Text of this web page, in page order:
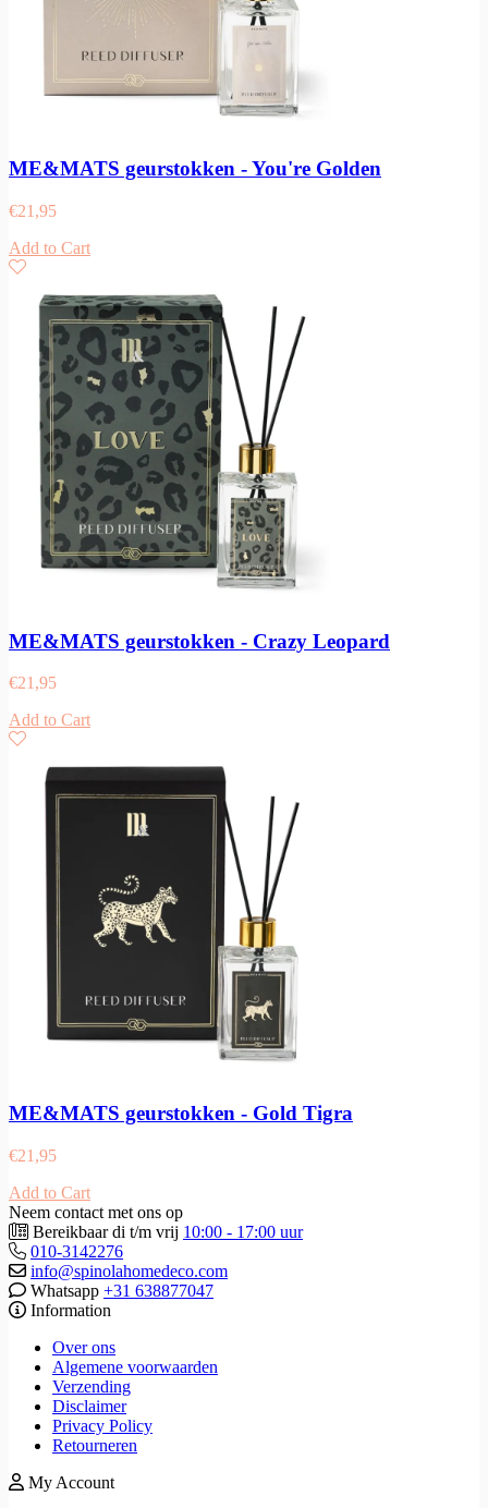
ME&MATS geurstokken - You're Golden
€21,95
Add to Cart
ME&MATS geurstokken - Crazy Leopard
€21,95
Add to Cart
ME&MATS geurstokken - Gold Tigra
€21,95
Add to Cart
Neem contact met ons op
Bereikbaar di t/m vrij 10:00 - 17:00 uur
010-3142276
info@spinolahomedeco.com
Whatsapp +31 638877047
Information
Over ons
Algemene voorwaarden
Verzending
Disclaimer
Privacy Policy
Retourneren
My Account